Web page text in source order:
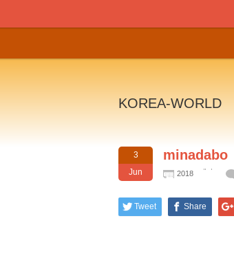
KOREA-WORLD
3
Jun
minadabo
2018
Tweet Share